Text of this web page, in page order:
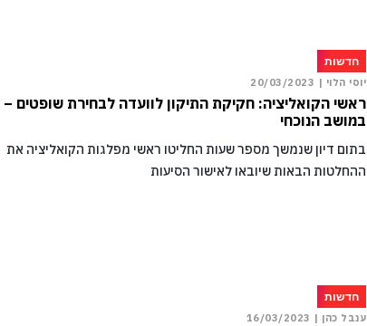
חדשות
יוסי הלוי | 20/03/2023
ראשי הקואליציה: חקיקת התיקון לוועדה לבחירת שופטים –
במושב הנוכחי
בתום דיון שנמשך מספר שעות החליטו ראשי מפלגות הקואליציה את
ההחלטות הבאות שיובאו לאישור הסיעות
חדשות
ענבל כהן | 16/03/2023